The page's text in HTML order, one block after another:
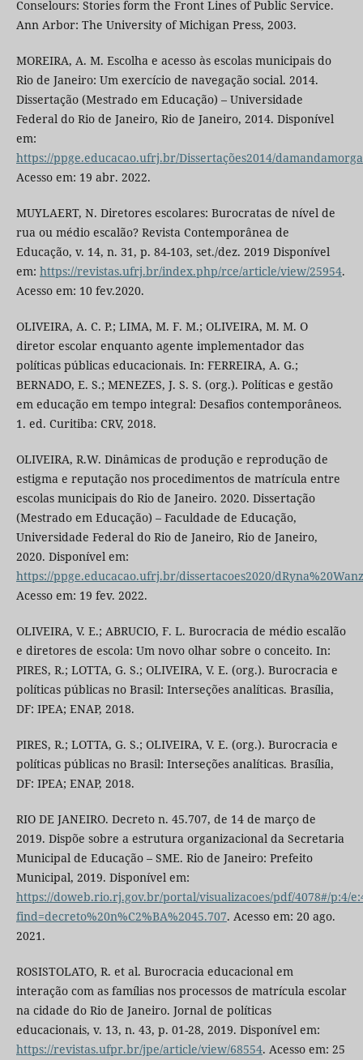
Conselours: Stories form the Front Lines of Public Service.
Ann Arbor: The University of Michigan Press, 2003.
MOREIRA, A. M. Escolha e acesso às escolas municipais do
Rio de Janeiro: Um exercício de navegação social. 2014.
Dissertação (Mestrado em Educação) – Universidade
Federal do Rio de Janeiro, Rio de Janeiro, 2014. Disponível
em:
https://ppge.educacao.ufrj.br/Dissertações2014/
Acesso em: 19 abr. 2022.
MUYLAERT, N. Diretores escolares: Burocratas de nível de
rua ou médio escalão? Revista Contemporânea de
Educação, v. 14, n. 31, p. 84-103, set./dez. 2019 Disponível
em: https://revistas.ufrj.br/index.php/rce/article/view/25954.
Acesso em: 10 fev.2020.
OLIVEIRA, A. C. P.; LIMA, M. F. M.; OLIVEIRA, M. M. O
diretor escolar enquanto agente implementador das
políticas públicas educacionais. In: FERREIRA, A. G.;
BERNADO, E. S.; MENEZES, J. S. S. (org.). Políticas e gestão
em educação em tempo integral: Desafios contemporâneos.
1. ed. Curitiba: CRV, 2018.
OLIVEIRA, R.W. Dinâmicas de produção e reprodução de
estigma e reputação nos procedimentos de matrícula entre
escolas municipais do Rio de Janeiro. 2020. Dissertação
(Mestrado em Educação) – Faculdade de Educação,
Universidade Federal do Rio de Janeiro, Rio de Janeiro,
2020. Disponível em:
https://ppge.educacao.ufrj.br/dissertacoes2020/
Acesso em: 19 fev. 2022.
OLIVEIRA, V. E.; ABRUCIO, F. L. Burocracia de médio escalão
e diretores de escola: Um novo olhar sobre o conceito. In:
PIRES, R.; LOTTA, G. S.; OLIVEIRA, V. E. (org.). Burocracia e
políticas públicas no Brasil: Interseções analíticas. Brasília,
DF: IPEA; ENAP, 2018.
PIRES, R.; LOTTA, G. S.; OLIVEIRA, V. E. (org.). Burocracia e
políticas públicas no Brasil: Interseções analíticas. Brasília,
DF: IPEA; ENAP, 2018.
RIO DE JANEIRO. Decreto n. 45.707, de 14 de março de
2019. Dispõe sobre a estrutura organizacional da Secretaria
Municipal de Educação – SME. Rio de Janeiro: Prefeito
Municipal, 2019. Disponível em:
https://doweb.rio.rj.gov.br/portal/visualizacoes/pdf/4078#/p:4/
find=decreto%20n%C2%BA%2045.707. Acesso em: 20 ago.
2021.
ROSISTOLATO, R. et al. Burocracia educacional em
interação com as famílias nos processos de matrícula escolar
na cidade do Rio de Janeiro. Jornal de políticas
educacionais, v. 13, n. 43, p. 01-28, 2019. Disponível em:
https://revistas.ufpr.br/jpe/article/view/68554. Acesso em: 25